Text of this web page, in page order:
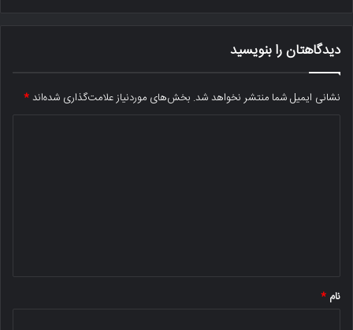
دیدگاهتان را بنویسید
نشانی ایمیل شما منتشر نخواهد شد. بخش‌های موردنیاز علامت‌گذاری شده‌اند*
نام *